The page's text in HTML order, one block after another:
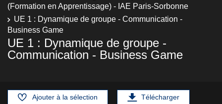
(Formation en Apprentissage) - IAE Paris-Sorbonne
UE 1 : Dynamique de groupe - Communication -
Business Game
UE 1 : Dynamique de groupe -
Communication - Business Game
Ajouter à la sélection Télécharger